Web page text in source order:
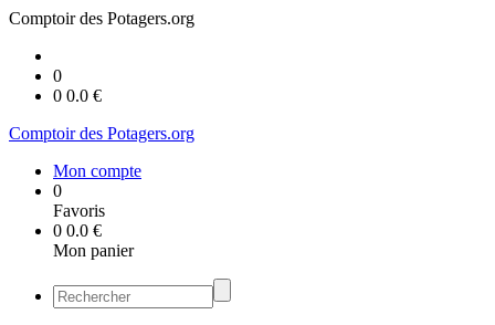
Comptoir des Potagers.org
0
0 0.0 €
Comptoir des Potagers.org
Mon compte
0
Favoris
0 0.0 €
Mon panier